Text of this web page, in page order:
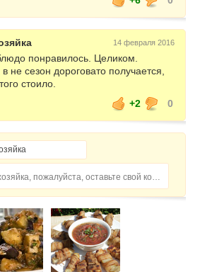
14 февраля 2016
понравилось. Целиком.
не сезон дороговато получается,
стоило.
+2
0